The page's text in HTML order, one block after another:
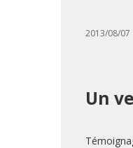
2013/08/07
Un